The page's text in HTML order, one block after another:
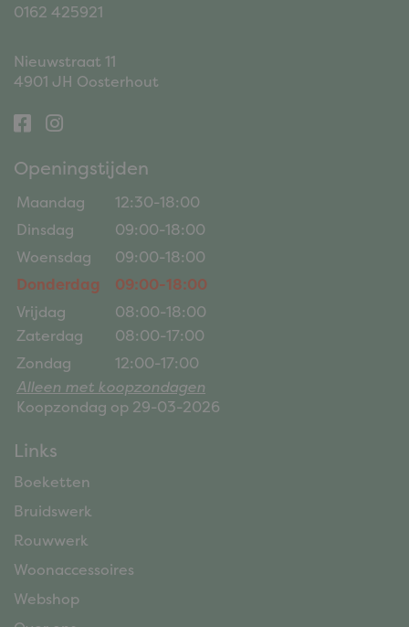
0162 425921
Nieuwstraat 11
4901 JH Oosterhout
Openingstijden
Maandag
12:30-18:00
Dinsdag
09:00-18:00
Woensdag
09:00-18:00
Donderdag
09:00-18:00
Vrijdag
08:00-18:00
Zaterdag
08:00-17:00
Zondag
12:00-17:00
Alleen met koopzondagen
Koopzondag op 29-03-2026
Links
Boeketten
Bruidswerk
Rouwwerk
Woonaccessoires
Webshop